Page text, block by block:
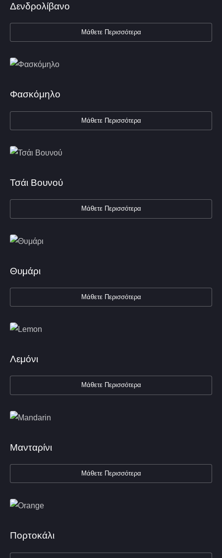
Δενδρολίβανο
Μάθετε Περισσότερα
Φασκόμηλο
Μάθετε Περισσότερα
Τσάι Βουνού
Μάθετε Περισσότερα
Θυμάρι
Μάθετε Περισσότερα
Λεμόνι
Μάθετε Περισσότερα
Μανταρίνι
Μάθετε Περισσότερα
Πορτοκάλι